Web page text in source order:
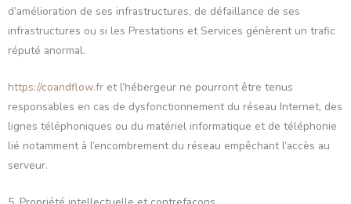
d’amélioration de ses infrastructures, de défaillance de ses
infrastructures ou si les Prestations et Services génèrent un trafic
réputé anormal.
https://coandflow.fr et l’hébergeur ne pourront être tenus
responsables en cas de dysfonctionnement du réseau Internet, des
lignes téléphoniques ou du matériel informatique et de téléphonie
lié notamment à l’encombrement du réseau empêchant l’accès au
serveur.